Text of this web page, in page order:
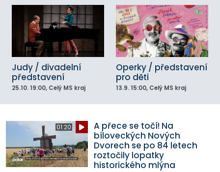
Judy / divadelní
představení
25.10. 19:00, Celý MS kraj
Operky / představení
pro děti
13.9. 15:00, Celý MS kraj
01:20
A přece se točí! Na
bíloveckých Nových
Dvorech se po 84 letech
roztočily lopatky
historického mlýna